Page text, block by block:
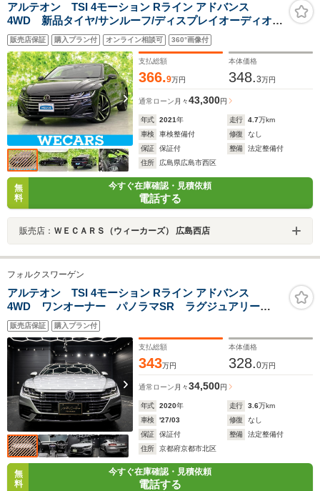
アルテオン TSI 4モーション Rライン アドバンス
4WD 新品タイヤ/サンルーフ/ディスプレイオーディオ
+ナビ/衝突安全装置/シートヒーター/全方位モニター/車線
逸脱防止支援システム/シート フルレザー/パーキングアシ
スト 自動操舵
販売店保証 購入プラン付 オンライン相談可 360°画像付
支払総額
366.9万円
本体価格
348.3万円
通常ローン 月々43,300円
年式 2021年 走行 4.7万km
車検
車検整備付 修復
なし
保証
保証付 整備
法定整備付
住所
広島県広島市西区
無
料
今すぐ在庫確認・見積依頼
電話する
販売店： ＷＥＣＡＲＳ（ウィーカーズ） 広島西店
フォルクスワーゲン
アルテオン TSI 4モーション Rライン アドバンス
4WD ワンオーナー パノラマSR ラグジュアリー
PKG ヘッドアップディスプレイ DYNAUDIOプレミア
ムサウンド ブラックレザー サラウンドビュー フル
セグTV シートヒーター ACC 保証書取説スペアキー
販売店保証 購入プラン付
支払総額
343万円
本体価格
328.0万円
通常ローン 月々34,500円
年式 2020年 走行 3.6万km
車検
'27/03 修復
なし
保証
保証付 整備
法定整備付
住所
京都府京都市北区
無
料
今すぐ在庫確認・見積依頼
電話する